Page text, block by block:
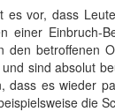
es vor, dass
einer Einbruch-
den betroffenen
sind absolut
dass es wieder
die